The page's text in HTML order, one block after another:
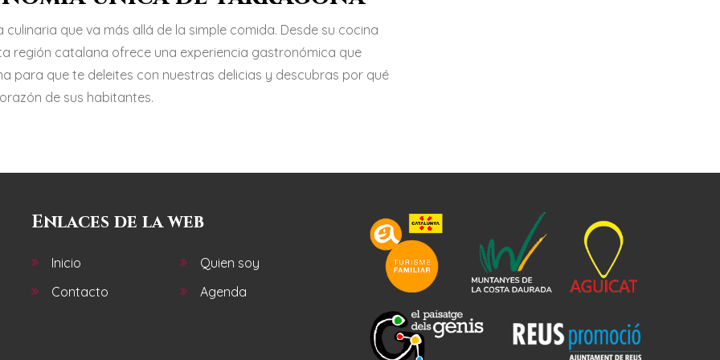
que va más allá de la simple comida. Desde su cocina
región catalana ofrece una experiencia gastronómica que
para que te deleites con nuestras delicias y descubras por qué
de sus habitantes.
Enlaces de la web
Inicio
Quien soy
Contacto
Agenda